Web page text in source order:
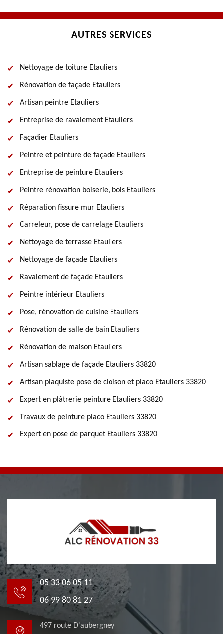
AUTRES SERVICES
Nettoyage de toiture Etauliers
Rénovation de façade Etauliers
Artisan peintre Etauliers
Entreprise de ravalement Etauliers
Façadier Etauliers
Peintre et peinture de façade Etauliers
Entreprise de peinture Etauliers
Peintre rénovation boiserie, bois Etauliers
Réparation fissure mur Etauliers
Carreleur, pose de carrelage Etauliers
Nettoyage de terrasse Etauliers
Nettoyage de façade Etauliers
Ravalement de façade Etauliers
Peintre intérieur Etauliers
Pose, rénovation de cuisine Etauliers
Rénovation de salle de bain Etauliers
Rénovation de maison Etauliers
Artisan sablage de façade Etauliers 33820
Artisan plaquiste pose de cloison et placo Etauliers 33820
Expert en plâtrerie peinture Etauliers 33820
Travaux de peinture placo Etauliers 33820
Expert en pose de parquet Etauliers 33820
05 33 06 05 11
06 99 80 81 27
497 route D'aubergney